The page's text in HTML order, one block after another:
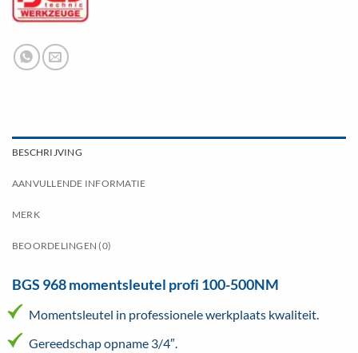
BESCHRIJVING
AANVULLENDE INFORMATIE
MERK
BEOORDELINGEN (0)
BGS 968 momentsleutel profi 100-500NM
Momentsleutel in professionele werkplaats kwaliteit.
Gereedschap opname 3/4″.